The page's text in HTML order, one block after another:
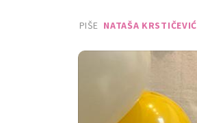
PIŠE NATAŠA KRSTIČEVIĆ